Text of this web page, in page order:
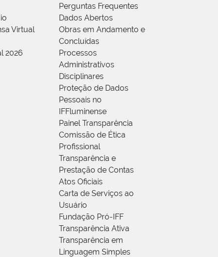
Virtual
2026
Perguntas Frequentes
Dados Abertos
Obras em Andamento e
Concluídas
Processos
Administrativos
Disciplinares
Proteção de Dados
Pessoais no
IFFluminense
Painel Transparência
Comissão de Ética
Profissional
Transparência e
Prestação de Contas
Atos Oficiais
Carta de Serviços ao
Usuário
Fundação Pró-IFF
Transparência Ativa
Transparência em
Linguagem Simples